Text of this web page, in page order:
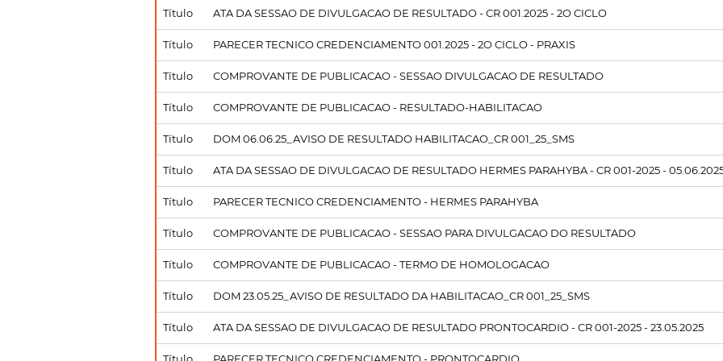
Título ATA DA SESSAO DE DIVULGACAO DE RESULTADO - CR 001.2025 - 2O CICLO
Título PARECER TECNICO CREDENCIAMENTO 001.2025 - 2O CICLO - PRAXIS
Título COMPROVANTE DE PUBLICACAO - SESSAO DIVULGACAO DE RESULTADO
Título COMPROVANTE DE PUBLICACAO - RESULTADO-HABILITACAO
Título DOM 06.06.25_AVISO DE RESULTADO HABILITACAO_CR 001_25_SMS
Título ATA DA SESSAO DE DIVULGACAO DE RESULTADO HERMES PARAHYBA - CR 001-2025 -
Título PARECER TECNICO CREDENCIAMENTO - HERMES PARAHYBA
Título COMPROVANTE DE PUBLICACAO - SESSAO PARA DIVULGACAO DO RESULTADO
Título COMPROVANTE DE PUBLICACAO - TERMO DE HOMOLOGACAO
Título DOM 23.05.25_AVISO DE RESULTADO DA HABILITACAO_CR 001_25_SMS
Título ATA DA SESSAO DE DIVULGACAO DE RESULTADO PRONTOCARDIO - CR 001-2025 - 23.05.2025